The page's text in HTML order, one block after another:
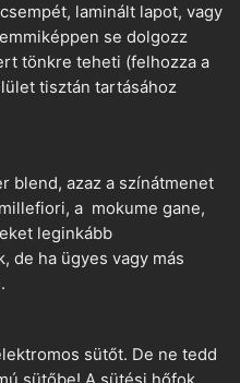
laminált lapot, vagy
se dolgozz
tönkre teheti (felhozza a
tisztán tartásához
blend, azaz a színátmenet
a mokume gane,
leginkább
de ha ügyes vagy más
sütőt. De ne tedd